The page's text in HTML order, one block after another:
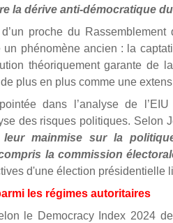
la dérive anti-démocratique
proche du
un phénomène ancien : la
théoriquement garante de
plus en plus comme une
dans l’analyse de
des risques politiques. Selon
mainmise sur la
la commission
d'une élection présidentielle
les régimes autoritaires
le Democracy Index 2024